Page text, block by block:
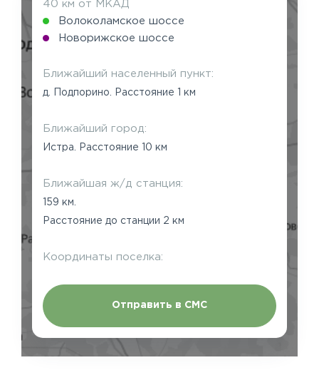
40 км от МКАД
Волоколамское шоссе
Новорижское шоссе
Ближайший населенный пункт:
д. Подпорино. Расстояние 1 км
Ближайший город:
Истра. Расстояние 10 км
Ближайшая ж/д станция:
159 км.
Расстояние до станции 2 км
Координаты поселка:
Отправить в СМС